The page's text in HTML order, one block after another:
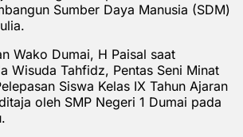
Sumber Daya Manusia (SDM)
Wako Dumai, H Paisal saat
Wisuda Tahfidz, Pentas Seni Minat
Siswa Kelas IX Tahun Ajaran
oleh SMP Negeri 1 Dumai pada